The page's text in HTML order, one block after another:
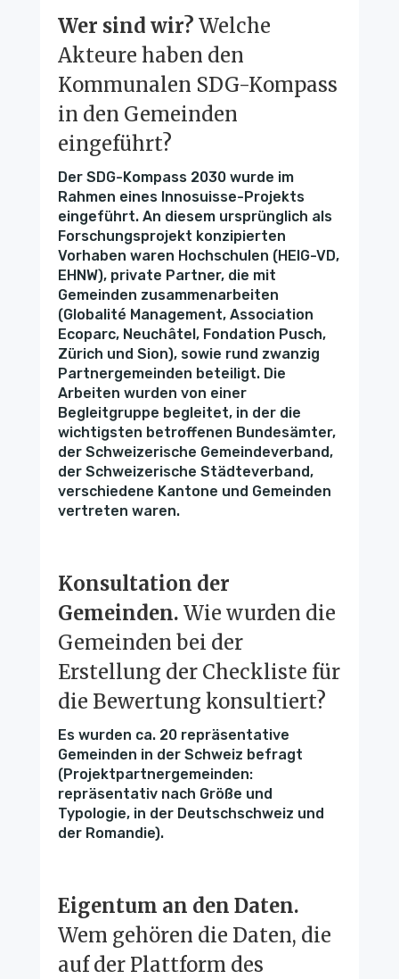
Wer sind wir? Welche
Akteure haben den
Kommunalen SDG-Kompass
in den Gemeinden
eingeführt?
Der SDG-Kompass 2030 wurde im
Rahmen eines Innosuisse-Projekts
eingeführt. An diesem ursprünglich als
Forschungsprojekt konzipierten
Vorhaben waren Hochschulen (HEIG-VD,
EHNW), private Partner, die mit
Gemeinden zusammenarbeiten
(Globalité Management, Association
Ecoparc, Neuchâtel, Fondation Pusch,
Zürich und Sion), sowie rund zwanzig
Partnergemeinden beteiligt. Die
Arbeiten wurden von einer
Begleitgruppe begleitet, in der die
wichtigsten betroffenen Bundesämter,
der Schweizerische Gemeindeverband,
der Schweizerische Städteverband,
verschiedene Kantone und Gemeinden
vertreten waren.
Konsultation der
Gemeinden. Wie wurden die
Gemeinden bei der
Erstellung der Checkliste für
die Bewertung konsultiert?
Es wurden ca. 20 repräsentative
Gemeinden in der Schweiz befragt
(Projektpartnergemeinden:
repräsentativ nach Größe und
Typologie, in der Deutschschweiz und
der Romandie).
Eigentum an den Daten.
Wem gehören die Daten, die
auf der Plattform des